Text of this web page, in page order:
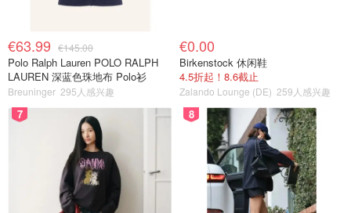
€63.99 €145.00
Polo Ralph Lauren POLO RALPH
LAUREN 深蓝色珠地布 Polo衫
Breuninger 295人感兴趣
€0.00
Birkenstock 休闲鞋
4.5折起！8.6截止
Zalando Lounge (DE) 259人感兴趣
7 8